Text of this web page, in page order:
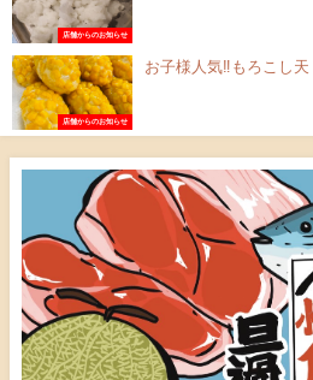
店舗からのお知らせ
店舗からのお知らせ
お子様人気‼︎もろこし天